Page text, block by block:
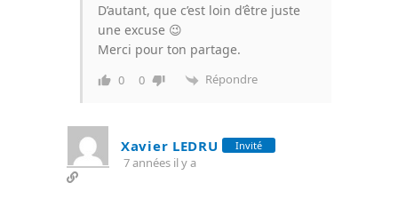
D’autant, que c’est loin d’être juste
une excuse 😉
Merci pour ton partage.
0 0 Répondre
Xavier LEDRU Invité
7 années il y a